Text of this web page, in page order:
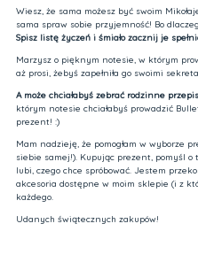
Wiesz, że sama możesz być swoim
sama spraw sobie przyjemność! Bo
Spisz listę życzeń i śmiało zacznij je
Marzysz o pięknym notesie, w którym
aż prosi, żebyś zapełniła go swoimi
A może chciałabyś zebrać rodzinne
którym notesie chciałabyś prowadzić
prezent! :)
Mam nadzieję, że pomogłam w wyborze
siebie samej!). Kupując prezent, pomyśl
lubi, czego chce spróbować. Jestem
akcesoria dostępne w moim sklepie (i z
każdego.
Udanych świątecznych zakupów!